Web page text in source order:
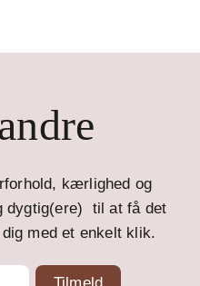
kærlighed og
dygtig(ere) til at få det
med et enkelt klik.